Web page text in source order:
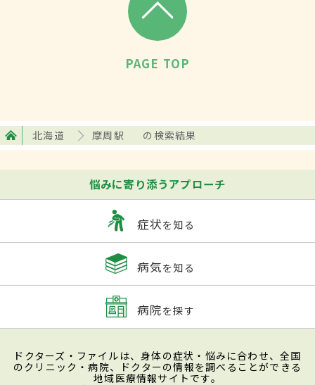
PAGE TOP
北海道 摩周駅 の検索結果
悩みに寄り添うアプローチ
症状を知る
病気を知る
病院を探す
ドクターズ・ファイルは、身体の症状・悩みに合わせ、全国
のクリニック・病院、ドクターの情報を調べることができる
地域医療情報サイトです。